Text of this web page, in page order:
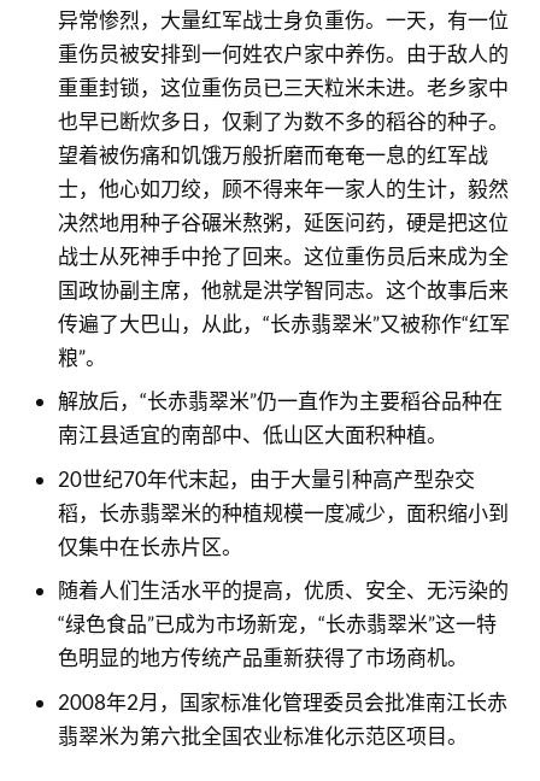
异常惨烈，大量红军战士身负重伤。一天，有一位
重伤员被安排到一何姓农户家中养伤。由于敌人的
重重封锁，这位重伤员已三天粒米未进。老乡家中
也早已断炊多日，仅剩了为数不多的稻谷的种子。
望着被伤痛和饥饿万般折磨而奄奄一息的红军战
士，他心如刀绞，顾不得来年一家人的生计，毅然
决然地用种子谷碾米熬粥，延医问药，硬是把这位
战士从死神手中抢了回来。这位重伤员后来成为全
国政协副主席，他就是洪学智同志。这个故事后来
传遍了大巴山，从此，“长赤翡翠米”又被称作“红军
粮”。
解放后，“长赤翡翠米”仍一直作为主要稻谷品种在
南江县适宜的南部中、低山区大面积种植。
20世纪70年代末起，由于大量引种高产型杂交
稻，长赤翡翠米的种植规模一度减少，面积缩小到
仅集中在长赤片区。
随着人们生活水平的提高，优质、安全、无污染的
“绿色食品”已成为市场新宠，“长赤翡翠米”这一特
色明显的地方传统产品重新获得了市场商机。
2008年2月，国家标准化管理委员会批准南江长赤
翡翠米为第六批全国农业标准化示范区项目。